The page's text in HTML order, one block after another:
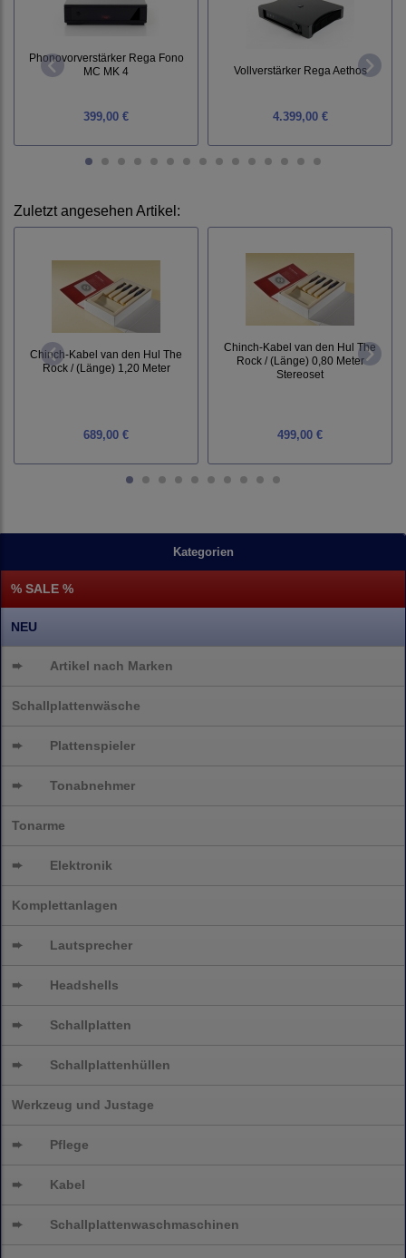
Kategorien
% SALE %
NEU
➨ Artikel nach Marken
Schallplattenwäsche
➨ Plattenspieler
➨ Tonabnehmer
Tonarme
➨ Elektronik
Komplettanlagen
➨ Lautsprecher
➨ Headshells
➨ Schallplatten
➨ Schallplattenhüllen
Werkzeug und Justage
➨ Pflege
➨ Kabel
➨ Schallplattenwaschmaschinen
Phonovorverstärker Rega Fono
MC MK 4
399,00 €
Vollverstärker Rega Aethos
4.399,00 €
Zuletzt angesehen Artikel:
Chinch-Kabel van den Hul The
Rock / (Länge) 1,20 Meter
689,00 €
Chinch-Kabel van den Hul The
Rock / (Länge) 0,80 Meter
Stereoset
499,00 €